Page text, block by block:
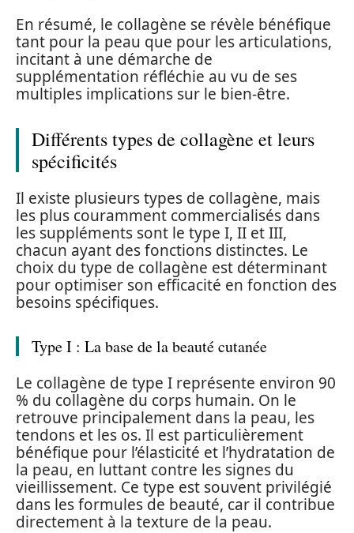
En résumé, le collagène se révèle bénéfique
tant pour la peau que pour les articulations,
incitant à une démarche de
supplémentation réfléchie au vu de ses
multiples implications sur le bien-être.
Différents types de collagène et leurs
spécificités
Il existe plusieurs types de collagène, mais
les plus couramment commercialisés dans
les suppléments sont le type I, II et III,
chacun ayant des fonctions distinctes. Le
choix du type de collagène est déterminant
pour optimiser son efficacité en fonction des
besoins spécifiques.
Type I : La base de la beauté cutanée
Le collagène de type I représente environ 90
% du collagène du corps humain. On le
retrouve principalement dans la peau, les
tendons et les os. Il est particulièrement
bénéfique pour l’élasticité et l’hydratation de
la peau, en luttant contre les signes du
vieillissement. Ce type est souvent privilégié
dans les formules de beauté, car il contribue
directement à la texture de la peau.